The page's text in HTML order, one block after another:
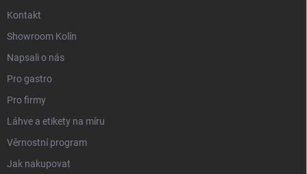
Kontakt
Showroom Kolín
Napsali o nás
Pro gastro
Pro firmy
Láhve a etikety na míru
Věrnostní program
Jak nakupovat